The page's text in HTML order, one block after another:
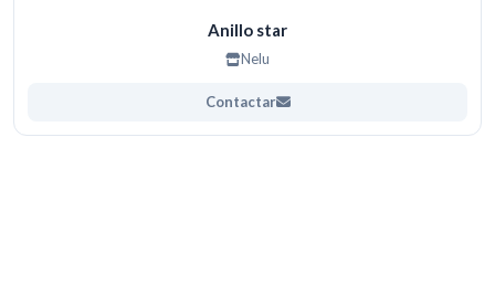
Anillo star
Nelu
Contactar